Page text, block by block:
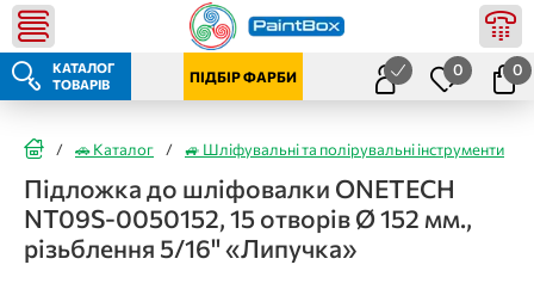
КАТАЛОГ
ТОВАРІВ
ПІДБІР ФАРБИ 0 0
/ 🚗 Каталог / 🚙 Шліфувальні та полірувальні інструменти
Підложка до шліфовалки ONETECH
NT09S-0050152, 15 отворів Ø 152 мм.,
різьблення 5/16'' «Липучка»